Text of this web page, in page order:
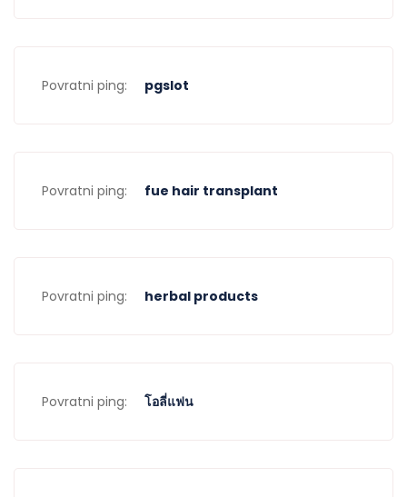
Povratni ping: pgslot
Povratni ping: fue hair transplant
Povratni ping: herbal products
Povratni ping: โอลี่แฟน